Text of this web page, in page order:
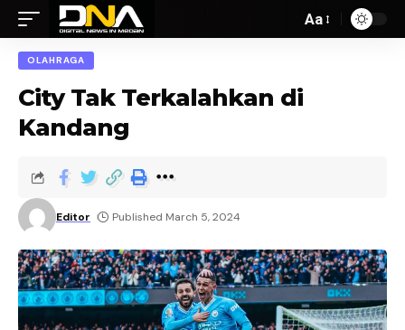
Aa
OLAHRAGA
City Tak Terkalahkan di
Kandang
Editor Published March 5, 2024